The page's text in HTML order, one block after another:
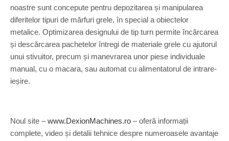
noastre sunt concepute pentru depozitarea și manipularea
diferitelor tipuri de mărfuri grele, în special a obiectelor
metalice. Optimizarea designului de tip turn permite încărcarea
și descărcarea pachetelor întregi de materiale grele cu ajutorul
unui stivuitor, precum și manevrarea unor piese individuale
manual, cu o macara, sau automat cu alimentatorul de intrare-
ieșire.
Noul site –www.DexionMachines.ro – oferă informații
complete, video și detalii tehnice despre numeroasele avantaje